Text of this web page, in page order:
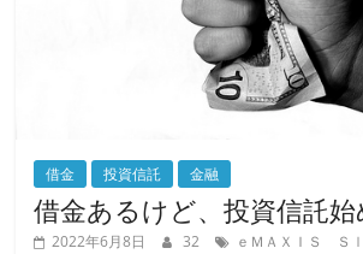
借金 投資信託 金融
借金あるけど、投資信託
2022年6月8日 32 ｅＭＡＸＩＳ Ｓ